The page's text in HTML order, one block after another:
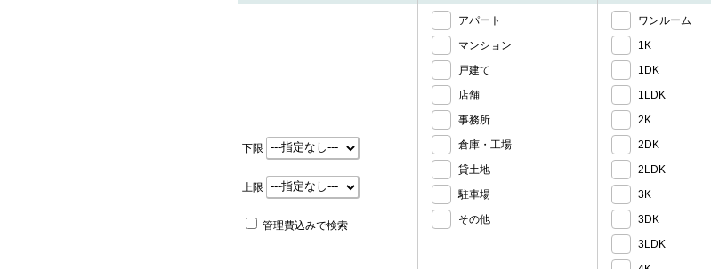
下限
上限
管理費込みで検索
アパート
マンション
戸建て
店舗
事務所
倉庫・工場
貸土地
駐車場
その他
ワンルーム
1K
1DK
1LDK
2K
2DK
2LDK
3K
3DK
3LDK